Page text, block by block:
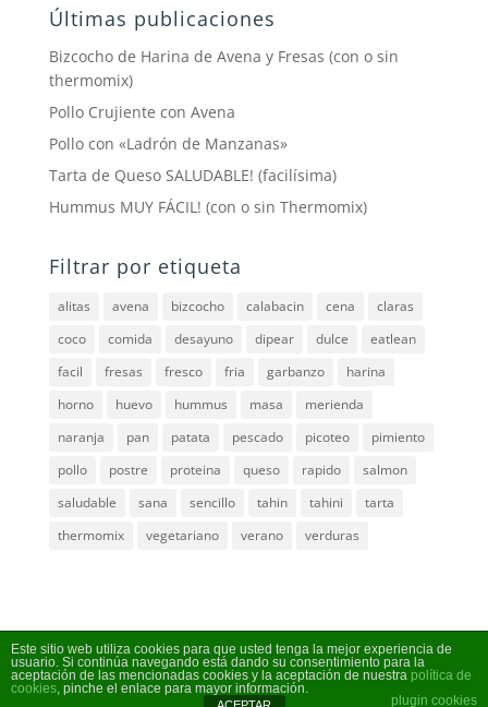
Últimas publicaciones
Bizcocho de Harina de Avena y Fresas (con o sin
thermomix)
Pollo Crujiente con Avena
Pollo con «Ladrón de Manzanas»
Tarta de Queso SALUDABLE! (facilísima)
Hummus MUY FÁCIL! (con o sin Thermomix)
Filtrar por etiqueta
alitas avena bizcocho calabacin cena
claras
coco
comida desayuno dipear dulce
eatlean
facil
fresas fresco fria garbanzo
harina
horno
huevo hummus masa
merienda
naranja
pan patata pescado picoteo
pimiento
pollo
postre proteina queso rapido
salmon
saludable
sana sencillo tahin tahini
tarta
thermomix
vegetariano verano verduras
Contacto
Política de privacidad y Cookies
Este sitio web utiliza cookies para que usted tenga la mejor experiencia de
usuario. Si continúa navegando está dando su consentimiento para la
aceptación de las mencionadas cookies y la aceptación de nuestra política de
cookies, pinche el enlace para mayor información.
plugin cookies